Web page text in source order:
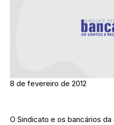
8 de fevereiro de 2012
O Sindicato e os bancários